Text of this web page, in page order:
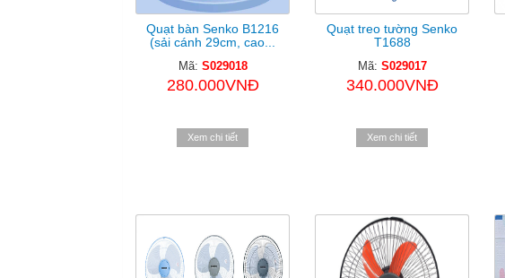
Quạt bàn Senko B1216
(sải cánh 29cm, cao...
Mã: S029018
280.000VNĐ
Xem chi tiết
Quạt treo tường Senko
T1688
Mã: S029017
340.000VNĐ
Xem chi tiết